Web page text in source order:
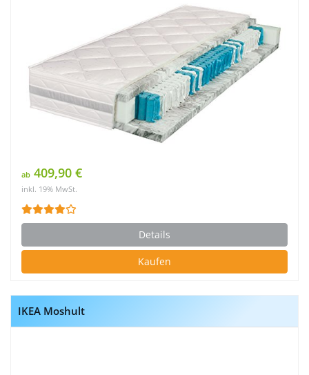
ab 409,90 €
inkl. 19% MwSt.
Details
Kaufen
IKEA Moshult